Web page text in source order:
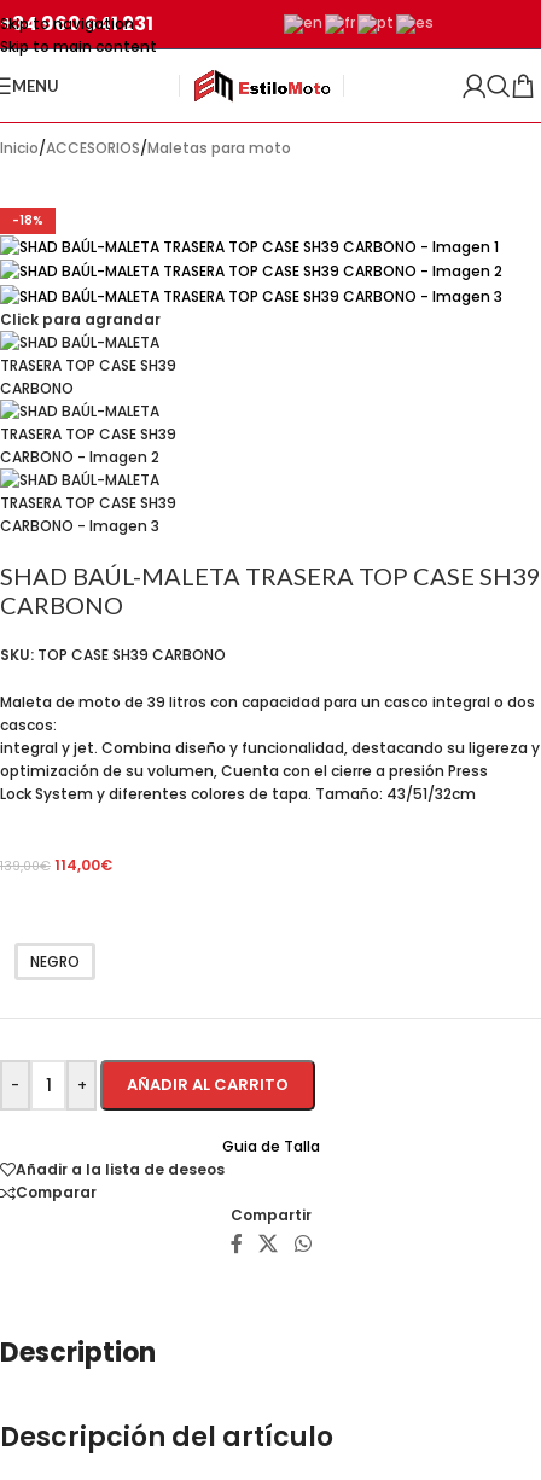
Skip to navigation
Skip to main content
+34 960 641 231
MENU
Inicio/ACCESORIOS/Maletas para moto
-18%
Click para agrandar
SHAD BAÚL-MALETA TRASERA TOP CASE SH39
CARBONO
SKU: TOP CASE SH39 CARBONO
Maleta de moto de 39 litros con capacidad para un casco integral o dos
cascos:
integral y jet. Combina diseño y funcionalidad, destacando su ligereza y
optimización de su volumen, Cuenta con el cierre a presión Press
Lock System y diferentes colores de tapa. Tamaño: 43/51/32cm
139,00€ 114,00€
NEGRO
- + AÑADIR AL CARRITO
Guia de Talla
Añadir a la lista de deseos
Comparar
Compartir
Description
Descripción del artículo